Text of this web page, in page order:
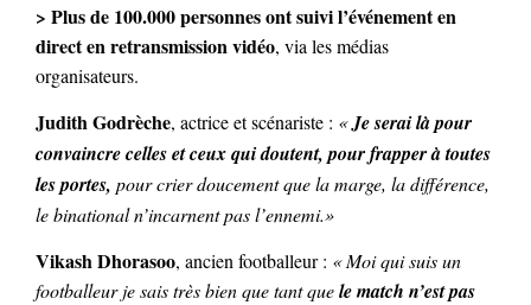
> Plus de 100.000 personnes ont suivi l’événement en
direct en retransmission vidéo, via les médias
organisateurs.
Judith Godrèche, actrice et scénariste : «Je serai là pour
convaincre celles et ceux qui doutent, pour frapper à toutes
les portes, pour crier doucement que la marge, la différence,
le binational n’incarnent pas l’ennemi.»
Vikash Dhorasoo, ancien footballeur : « Moi qui suis un
footballeur je sais très bien que tant quele match n’est pas